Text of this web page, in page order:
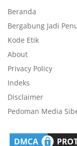
Beranda
Bergabung Jadi
Kode Etik
About
Privacy Policy
Indeks
Disclaimer
Pedoman Media